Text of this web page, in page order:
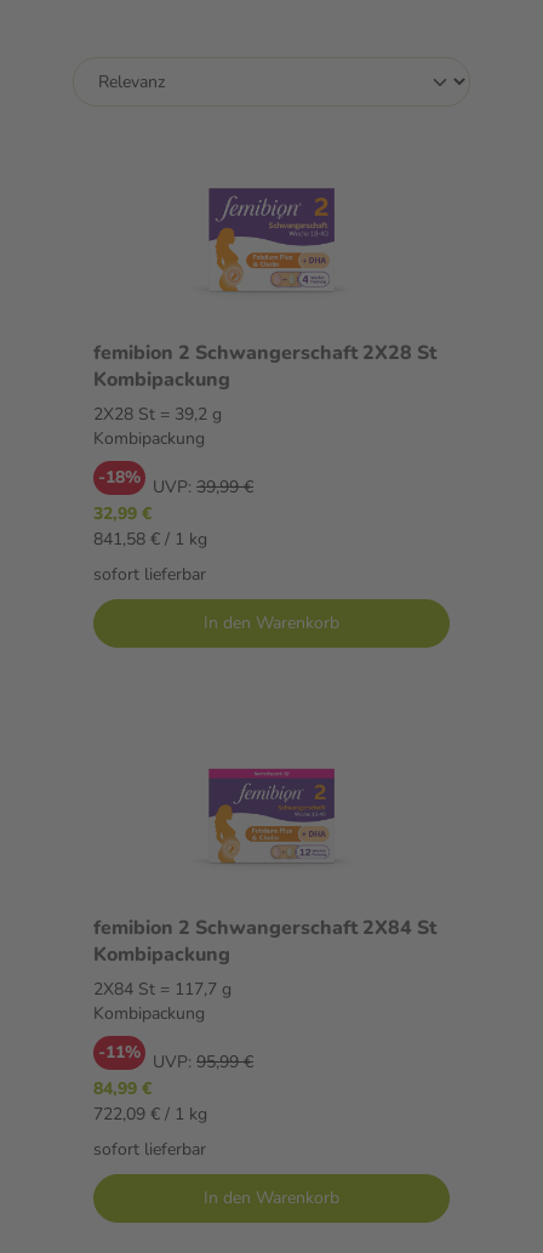
femibion 2 Schwangerschaft 2X28 St
Kombipackung
2X28 St = 39,2 g
Kombipackung
-18% UVP: 39,99 €
32,99 €
841,58 € / 1 kg
sofort lieferbar
In den Warenkorb
femibion 2 Schwangerschaft 2X84 St
Kombipackung
2X84 St = 117,7 g
Kombipackung
-11% UVP: 95,99 €
84,99 €
722,09 € / 1 kg
sofort lieferbar
In den Warenkorb